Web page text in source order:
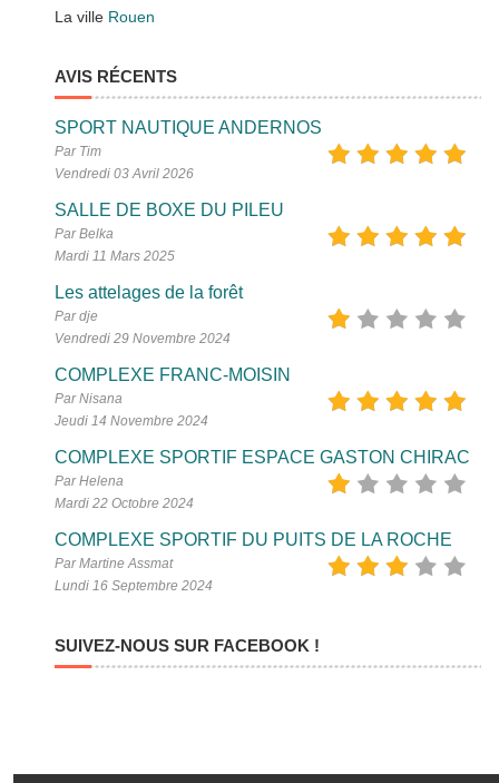
La ville Rouen
AVIS RÉCENTS
SPORT NAUTIQUE ANDERNOS
Par Tim
Vendredi 03 Avril 2026
SALLE DE BOXE DU PILEU
Par Belka
Mardi 11 Mars 2025
Les attelages de la forêt
Par dje
Vendredi 29 Novembre 2024
COMPLEXE FRANC-MOISIN
Par Nisana
Jeudi 14 Novembre 2024
COMPLEXE SPORTIF ESPACE GASTON CHIRAC
Par Helena
Mardi 22 Octobre 2024
COMPLEXE SPORTIF DU PUITS DE LA ROCHE
Par Martine Assmat
Lundi 16 Septembre 2024
SUIVEZ-NOUS SUR FACEBOOK !